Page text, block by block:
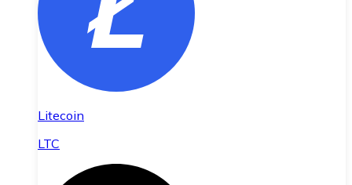
Litecoin
LTC